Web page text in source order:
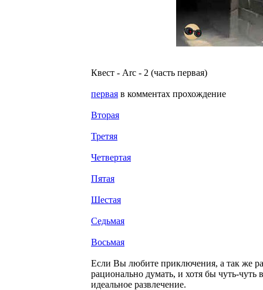
Квест - Arc - 2 (часть первая)
первая в комментах прохождение
Вторая
Третяя
Четвертая
Пятая
Шестая
Седьмая
Восьмая
Если Вы любите приключения, а так же
рационально думать, и хотя бы чуть-чуть
идеальное развлечение.